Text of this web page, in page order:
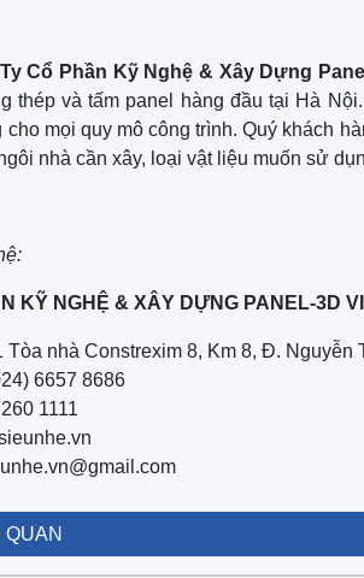
Cổ Phần Kỹ Nghệ & Xây Dựng
thép và tấm panel hàng đầu tại Hà
cho mọi quy mô công trình. Quý khách
nhà cần xây, loại vật liệu muốn sử
KỸ NGHỆ & XÂY DỰNG PANEL-3D
Tòa nhà Constrexim 8, Km 8, Đ. Nguyễn
6657 8686
1111